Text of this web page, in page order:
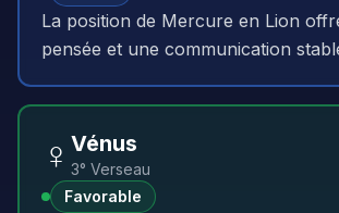
La position de Mercure en Lion
pensée et une communication
♀️ Vénus
3° Verseau
Favorable